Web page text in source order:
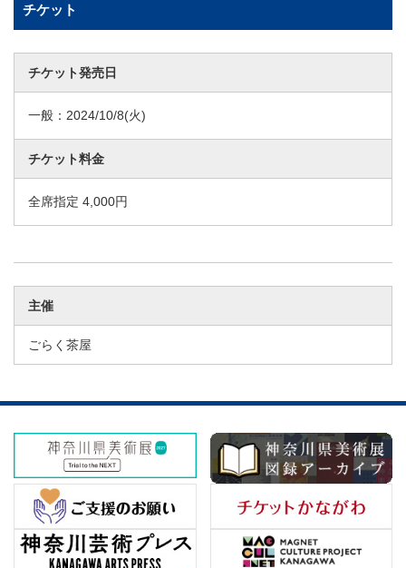
チケット
チケット発売日
一般： 2024/10/8(火)
チケット料金
全席指定 4,000円
主催
ごらく茶屋